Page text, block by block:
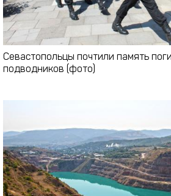
Севастопольцы почтили память
подводников (фото)